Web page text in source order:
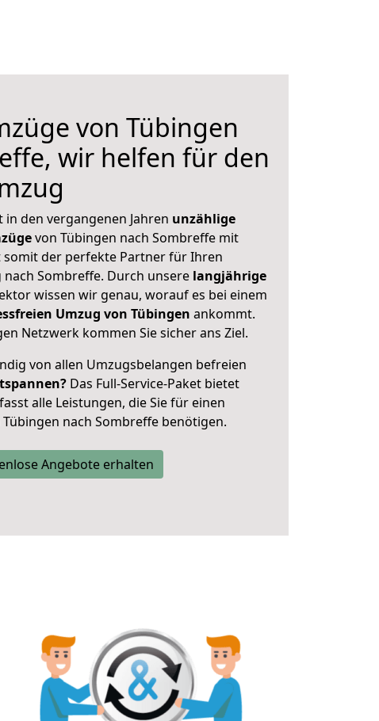
von Tübingen
wir helfen für den
den vergangenen Jahren unzählige
von Tübingen nach Sombreffe mit
der perfekte Partner für Ihren
Sombreffe. Durch unsere langjährige
wissen wir genau, worauf es bei einem
Umzug von Tübingen ankommt.
Netzwerk kommen Sie sicher ans Ziel.
von allen Umzugsbelangen befreien
Das Full-Service-Paket bietet
alle Leistungen, die Sie für einen
nach Sombreffe benötigen.
Angebote erhalten